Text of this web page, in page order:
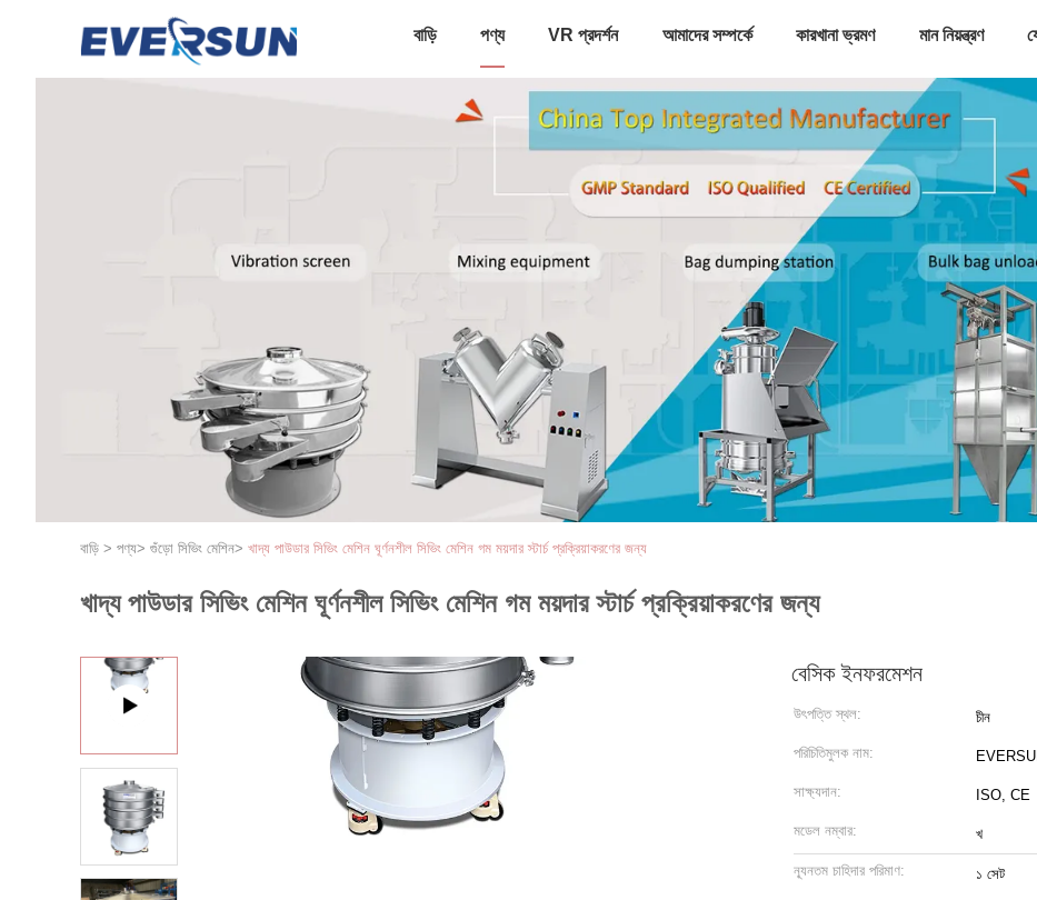
বাড়ি পণ্য VR প্রদর্শন আমাদের সম্পর্কে কারখানা ভ্রমণ মান নিয়ন্ত্রণ
বাড়ি > পণ্য> গুঁড়ো সিভিং মেশিন> খাদ্য পাউডার সিভিং মেশিন ঘূর্ণনশীল সিভিং মেশিন গম ময়দার স্টার্চ প্রক্রিয়াকরণের জন্য
খাদ্য পাউডার সিভিং মেশিন ঘূর্ণনশীল সিভিং মেশিন গম ময়দার স্টার্চ প্রক্রিয়াকরণের জন্য
বেসিক ইনফরমেশন
উৎপত্তি স্থল: চীন
পরিচিতিমুলক নাম:
সাক্ষ্যদান: ISO, CE
মডেল নম্বার: খ
ন্যূনতম চাহিদার পরিমাণ: ১ সেট